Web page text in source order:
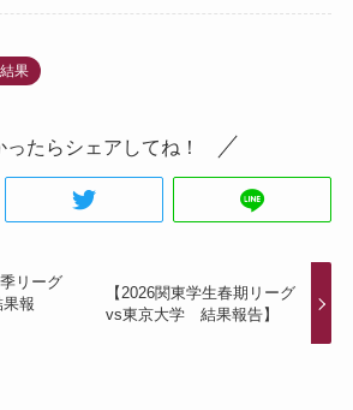
果
ったらシェアしてね！
リーグ
報
【2026関東学生春期リーグ
vs東京大学 結果報告】